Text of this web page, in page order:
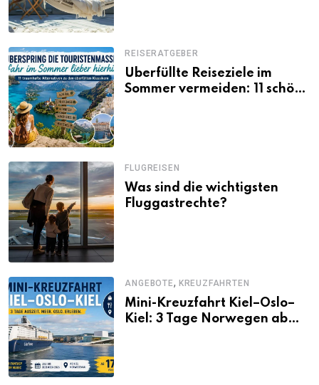
REISERATGEBER
Überfüllte Reiseziele im
Sommer vermeiden: 11 schöne
FLUGREISEN
Was sind die wichtigsten
Fluggastrechte?
ANGEBOTE, KREUZFAHRTEN
Mini-Kreuzfahrt Kiel–Oslo–
Kiel: 3 Tage Norwegen ab